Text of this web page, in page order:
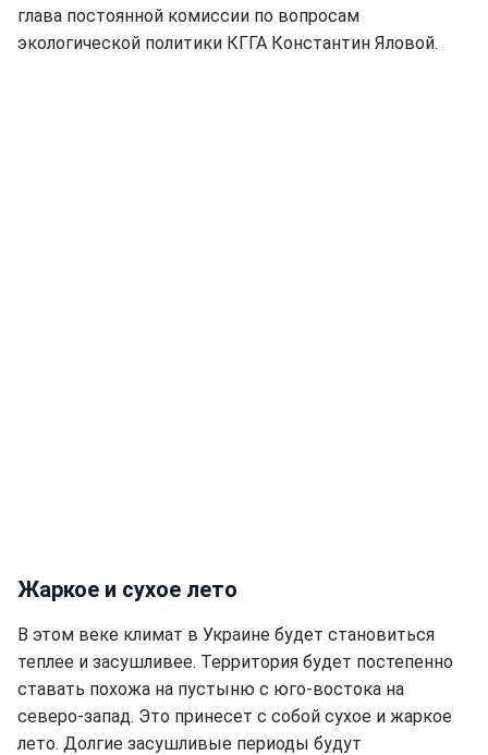
глава постоянной комиссии по вопросам
экологической политики КГГА Константин Яловой.
Жаркое и сухое лето
В этом веке климат в Украине будет становиться
теплее и засушливее. Территория будет постепенно
ставать похожа на пустыню с юго-востока на
северо-запад. Это принесет с собой сухое и жаркое
лето. Долгие засушливые периоды будут